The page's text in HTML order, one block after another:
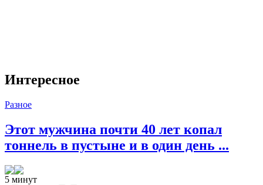
Интересное
Разное
Этот мужчина почти 40 лет копал
тоннель в пустыне и в один день ...
5 минут